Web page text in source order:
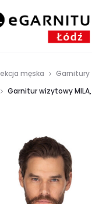
męska
Garnitury
Garnitur wizytowy MILA,